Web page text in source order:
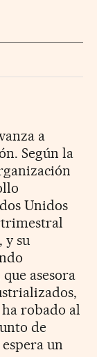
a
Según la
Unidos
y su
asesora
robado al
de
un